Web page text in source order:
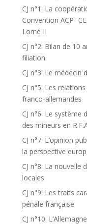
CJ n°1: La
Convention ACP-
Lomé II
CJ n°2: Bilan de 10
filiation
CJ n°3: Le médecin
CJ n°5: Les
franco-allemandes
CJ n°6: Le système
des mineurs en
CJ n°7: L’opinion
la perspective
CJ n°8: La nouvelle
locales
CJ n°9: Les traits
pénale française
CJ n°10: